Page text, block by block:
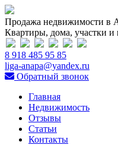
Продажа недвижимости в
Квартиры, дома, участки
8 918 485 95 85
liga-anapa@yandex.ru
Обратный звонок
Главная
Недвижимость
Отзывы
Статьи
Контакты